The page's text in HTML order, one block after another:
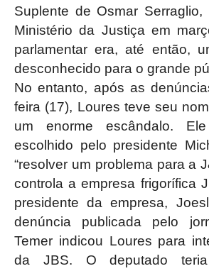
Suplente de Osmar
Ministério da Justiça em
parlamentar era, até então,
desconhecido para o grande
No entanto, após as
feira (17), Loures teve seu
um enorme escândalo.
escolhido pelo presidente
“resolver um problema para a
controla a empresa frigorífica
presidente da empresa,
denúncia publicada pelo
Temer indicou Loures para
da JBS. O deputado